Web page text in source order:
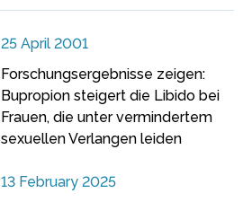
25 April 2001
Forschungsergebnisse zeigen:
Bupropion steigert die Libido bei
Frauen, die unter vermindertem
sexuellen Verlangen leiden
13 February 2025